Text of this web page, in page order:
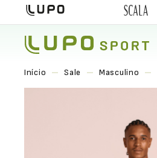
Sale Masculino